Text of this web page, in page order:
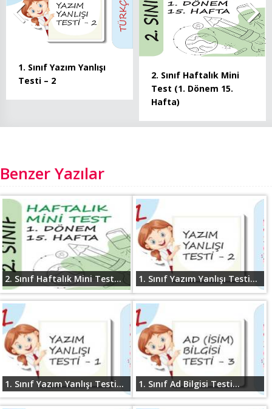
1. Sınıf Yazım Yanlışı
Testi – 2
2. Sınıf Haftalık Mini
Test (1. Dönem 15.
Hafta)
Benzer Yazılar
2. Sınıf Haftalık Mini Test... 1. Sınıf Yazım Yanlışı Testi...
1. Sınıf Yazım Yanlışı Testi... 1. Sınıf Ad Bilgisi Testi...